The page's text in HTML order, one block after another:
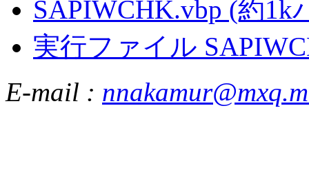
SAPIWCHK.vbp (約1k
実行ファイル
E-mail :